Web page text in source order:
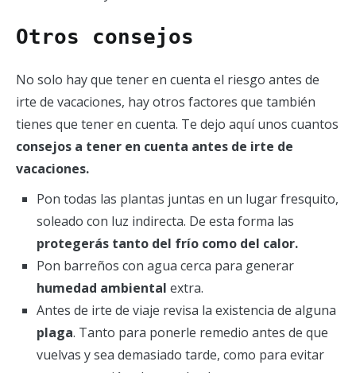
Otros consejos
No solo hay que tener en cuenta el riesgo antes de
irte de vacaciones, hay otros factores que también
tienes que tener en cuenta. Te dejo aquí unos cuantos
consejos a tener en cuenta antes de irte de
vacaciones.
Pon todas las plantas juntas en un lugar fresquito,
soleado con luz indirecta. De esta forma las
protegerás tanto del frío como del calor.
Pon barreños con agua cerca para generar
humedad ambiental extra.
Antes de irte de viaje revisa la existencia de alguna
plaga. Tanto para ponerle remedio antes de que
vuelvas y sea demasiado tarde, como para evitar